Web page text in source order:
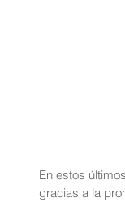
En estos
gracias a la